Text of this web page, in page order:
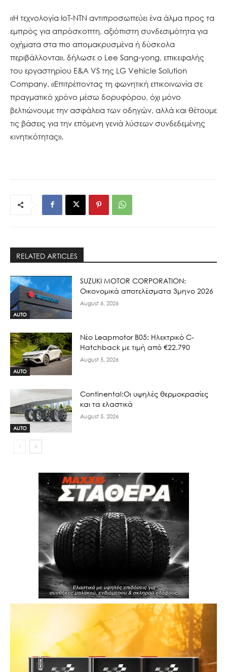
«Η τεχνολογία IoT-NTN αντιπροσωπεύει ένα άλμα προς τα
εμπρός για απρόσκοπτη, αξιόπιστη συνδεσιμότητα για
οχήματα στα πιο απομακρυσμένα ή δύσκολα
περιβάλλοντα», δήλωσε ο Lee Sang-yong, επικεφαλής
του εργαστηρίου Ε&Α VS της LG Vehicle Solution
Company. «Επιτρέποντας τη φωνητική επικοινωνία σε
πραγματικό χρόνο μέσω δορυφόρου, όχι μόνο
βελτιώνουμε την ασφάλεια των οδηγών, αλλά και θέτουμε
τις βάσεις για την επόμενη γενιά λύσεων συνδεδεμένης
κινητικότητας».
RELATED ARTICLES
AUTO
SUZUKI MOTOR CORPORATION:
Οικονομικά αποτελέσματα 3μηνο 2026
August 6, 2026
AUTO
Νέο Leapmotor B05: Ηλεκτρικό C-
Hatchback με τιμή από €22.790
August 5, 2026
AUTO
Continental:Οι υψηλές θερμοκρασίες
και τα ελαστικά
August 5, 2026